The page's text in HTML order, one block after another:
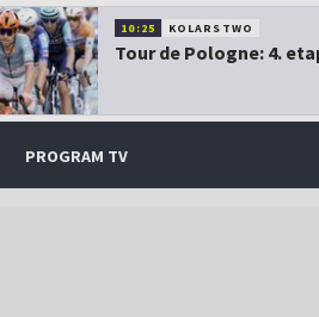
10:25 KOLARSTWO
Tour de Pologne: 4.
PROGRAM TV